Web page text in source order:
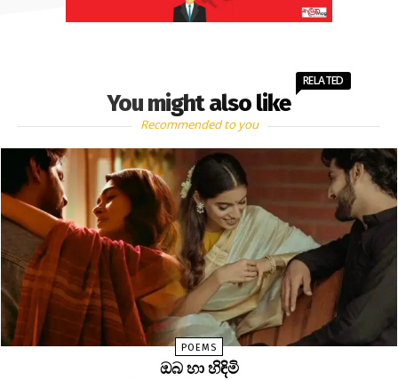
You might also like
RELATED
Recommended to you
POEMS
ඔබ හා හිඳිමි